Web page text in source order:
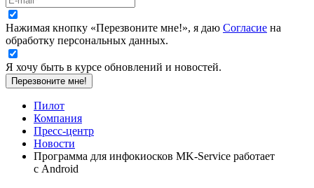
Нажимая кнопку «Перезвоните мне!», я даю Согласие на
обработку персональных данных.
Я хочу быть в курсе обновлений и новостей.
Перезвоните мне!
Пилот
Компания
Пресс-центр
Новости
Программа для инфокиосков MK-Service работает
с Android